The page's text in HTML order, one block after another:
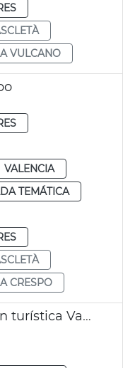
VULCANO
VALENCIA
TEMÁTICA
CRESPO
Fitur. Protocolo promoción turística Valencia-Madrid